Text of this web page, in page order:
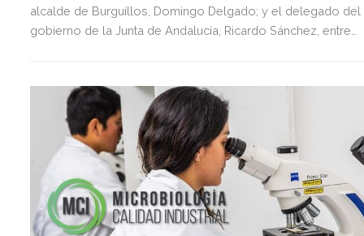
alcalde de Burguillos, Domingo Delgado; y el delegado del
gobierno de la Junta de Andalucía, Ricardo Sánchez, entre